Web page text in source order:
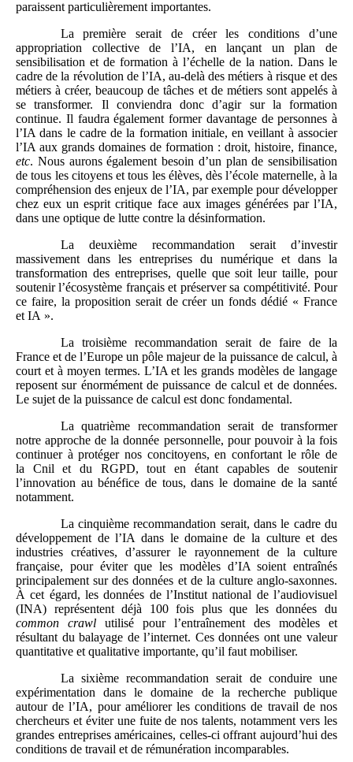
paraissent particulièrement importantes.
La première serait de créer les conditions d’une
appropriation collective de l’IA, en lançant un plan de
sensibilisation et de formation à l’échelle de la nation. Dans le
cadre de la révolution de l’IA, au‑delà des métiers à risque et des
métiers à créer, beaucoup de tâches et de métiers sont appelés à
se transformer. Il conviendra donc d’agir sur la formation
continue. Il faudra également former davantage de personnes à
l’IA dans le cadre de la formation initiale, en veillant à associer
l’IA aux grands domaines de formation : droit, histoire, finance,
etc. Nous aurons également besoin d’un plan de sensibilisation
de tous les citoyens et tous les élèves, dès l’école maternelle, à la
compréhension des enjeux de l’IA, par exemple pour développer
chez eux un esprit critique face aux images générées par l’IA,
dans une optique de lutte contre la désinformation.
La deuxième recommandation serait d’investir
massivement dans les entreprises du numérique et dans la
transformation des entreprises, quelle que soit leur taille, pour
soutenir l’écosystème français et préserver sa compétitivité. Pour
ce faire, la proposition serait de créer un fonds dédié « France
et IA ».
La troisième recommandation serait de faire de la
France et de l’Europe un pôle majeur de la puissance de calcul, à
court et à moyen termes. L’IA et les grands modèles de langage
reposent sur énormément de puissance de calcul et de données.
Le sujet de la puissance de calcul est donc fondamental.
La quatrième recommandation serait de transformer
notre approche de la donnée personnelle, pour pouvoir à la fois
continuer à protéger nos concitoyens, en confortant le rôle de
la Cnil et du RGPD, tout en étant capables de soutenir
l’innovation au bénéfice de tous, dans le domaine de la santé
notamment.
La cinquième recommandation serait, dans le cadre du
développement de l’IA dans le domaine de la culture et des
industries créatives, d’assurer le rayonnement de la culture
française, pour éviter que les modèles d’IA soient entraînés
principalement sur des données et de la culture anglo-saxonnes.
À cet égard, les données de l’Institut national de l’audiovisuel
(INA) représentent déjà 100 fois plus que les données du
common crawl utilisé pour l’entraînement des modèles et
résultant du balayage de l’internet. Ces données ont une valeur
quantitative et qualitative importante, qu’il faut mobiliser.
La sixième recommandation serait de conduire une
expérimentation dans le domaine de la recherche publique
autour de l’IA, pour améliorer les conditions de travail de nos
chercheurs et éviter une fuite de nos talents, notamment vers les
grandes entreprises américaines, celles‑ci offrant aujourd’hui des
conditions de travail et de rémunération incomparables.